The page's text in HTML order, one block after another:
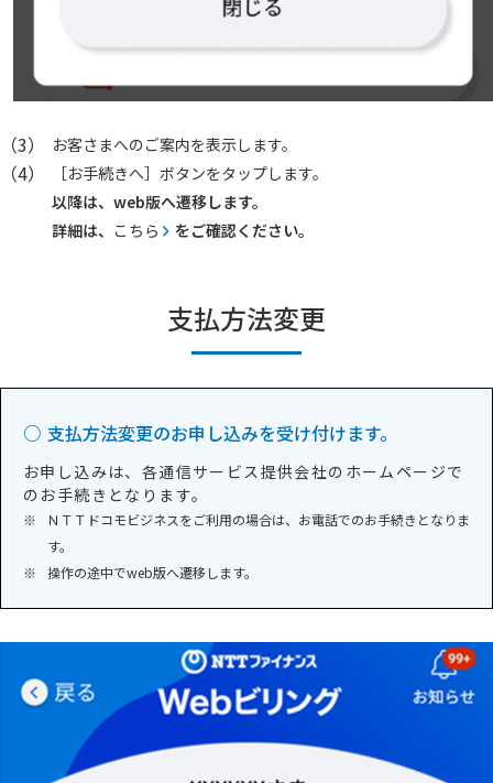
（3） お客さまへのご案内を表示します。
（4）
［お手続きへ］ボタンをタップします。
以降は、web版へ遷移します。
詳細は、 こちら をご確認ください。
支払方法変更
○ 支払方法変更のお申し込みを受け付けます。
お申し込みは、各通信サービス提供会社のホームページで
のお手続きとなります。
※
ＮＴＴドコモビジネスをご利用の場合は、お電話でのお手続きとなりま
す。
※
操作の途中でweb版へ遷移します。